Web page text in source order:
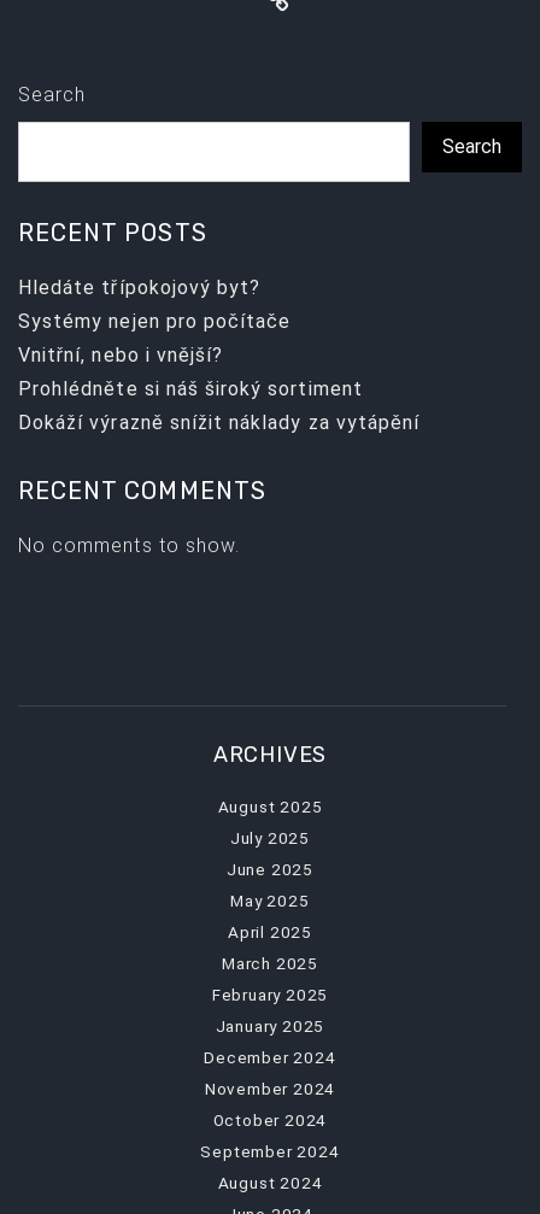
Search
Search
RECENT POSTS
Hledáte třípokojový byt?
Systémy nejen pro počítače
Vnitřní, nebo i vnější?
Prohlédněte si náš široký sortiment
Dokáží výrazně snížit náklady za vytápění
RECENT COMMENTS
No comments to show.
ARCHIVES
August 2025
July 2025
June 2025
May 2025
April 2025
March 2025
February 2025
January 2025
December 2024
November 2024
October 2024
September 2024
August 2024